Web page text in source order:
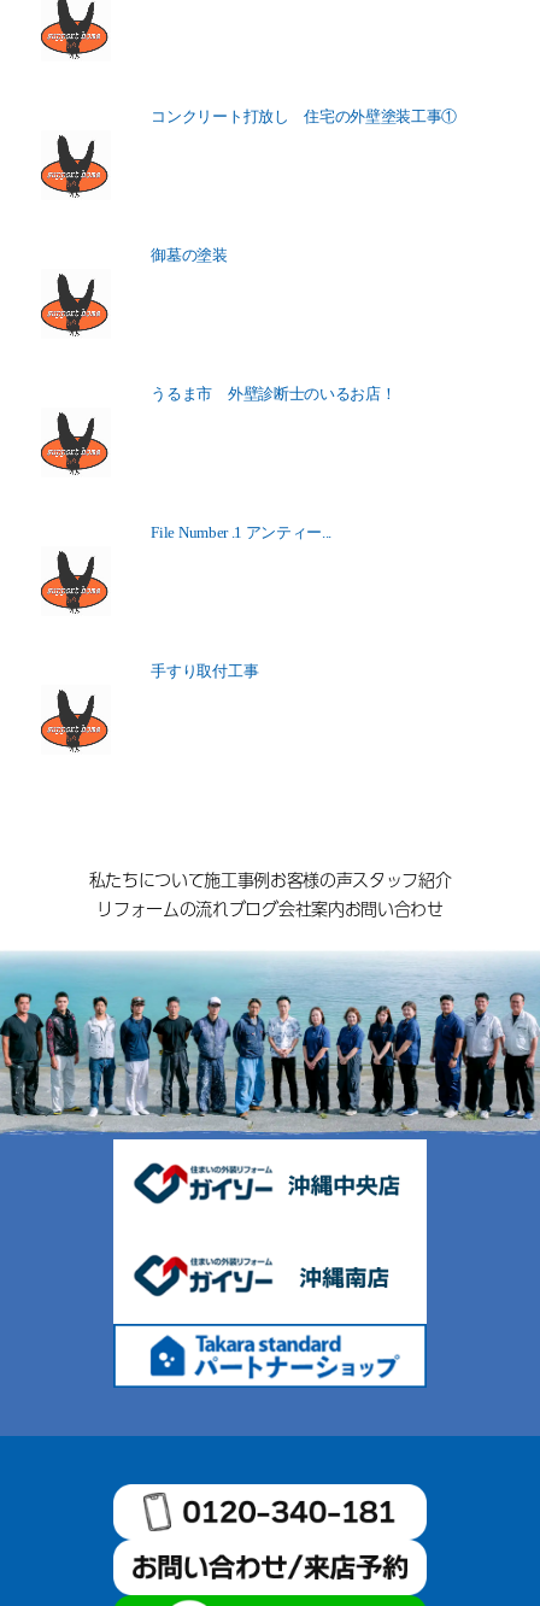
コンクリート打放し 住宅の外壁塗装工事①
御墓の塗装
うるま市 外壁診断士のいるお店！
File Number .1 アンティー...
手すり取付工事
私たちについて施工事例お客様の声スタッフ紹介
リフォームの流れブログ会社案内お問い合わせ